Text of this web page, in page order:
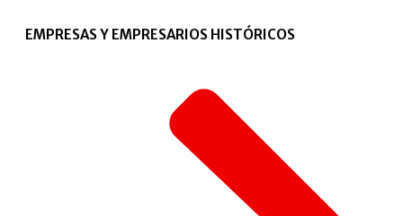
EMPRESAS Y EMPRESARIOS HISTÓRICOS